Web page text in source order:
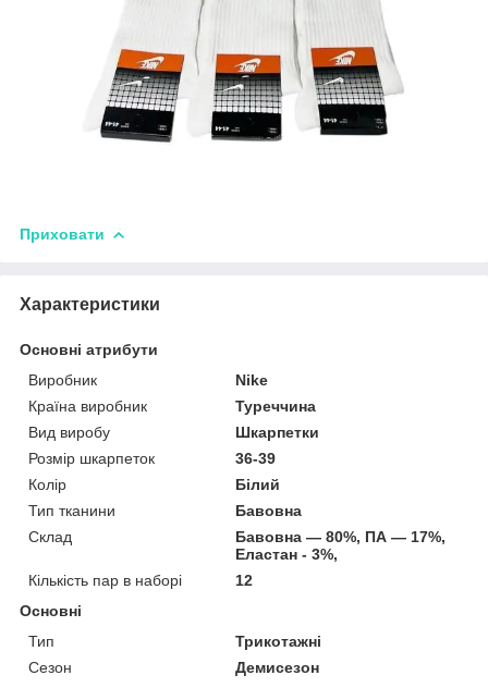
Приховати
Характеристики
Основні атрибути
Виробник
Nike
Країна виробник
Туреччина
Вид виробу
Шкарпетки
Розмір шкарпеток
36-39
Колір
Білий
Тип тканини
Бавовна
Склад
Бавовна — 80%, ПА — 17%,
Еластан - 3%,
Кількість пар в наборі
12
Основні
Тип
Трикотажні
Сезон
Демисезон